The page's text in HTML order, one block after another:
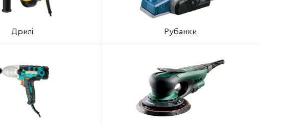
Дрилі Рубанки